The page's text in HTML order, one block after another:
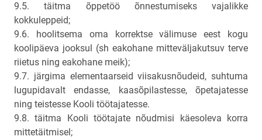
9.5. täitma õppetöö õnnestumiseks vajalikke
kokkuleppeid;
9.6. hoolitsema oma korrektse välimuse eest kogu
koolipäeva jooksul (sh eakohane mitteväljakutsuv terve
riietus ning eakohane meik);
9.7. järgima elementaarseid viisakusnõudeid, suhtuma
lugupidavalt endasse, kaasõpilastesse, õpetajatesse
ning teistesse Kooli töötajatesse.
9.8. täitma Kooli töötajate nõudmisi käesoleva korra
mittetäitmisel;